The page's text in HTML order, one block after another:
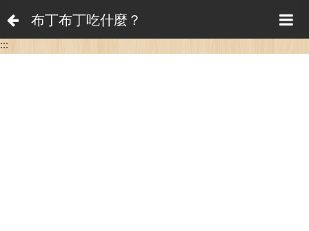
布丁布丁吃什麼？
:::